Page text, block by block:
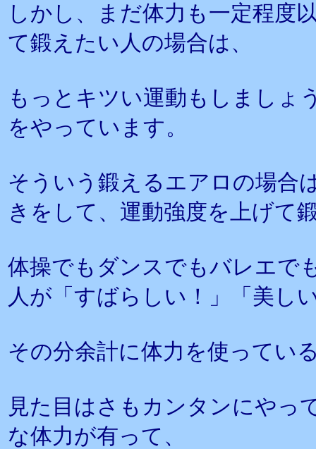
しかし、まだ体力も一定程度
て鍛えたい人の場合は、
もっとキツい運動もしましょ
をやっています。
そういう鍛えるエアロの場合
きをして、運動強度を上げて
体操でもダンスでもバレエで
人が「すばらしい！」「美し
その分余計に体力を使ってい
見た目はさもカンタンにやっ
な体力が有って、